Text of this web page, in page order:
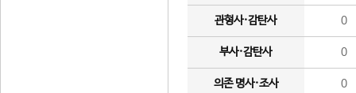
관형사·감탄사 0
부사·감탄사 0
의존 명사·조사 0